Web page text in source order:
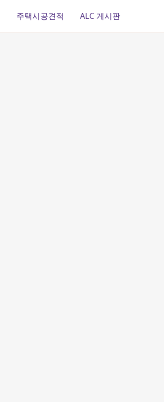
주택시공견적
ALC 게시판